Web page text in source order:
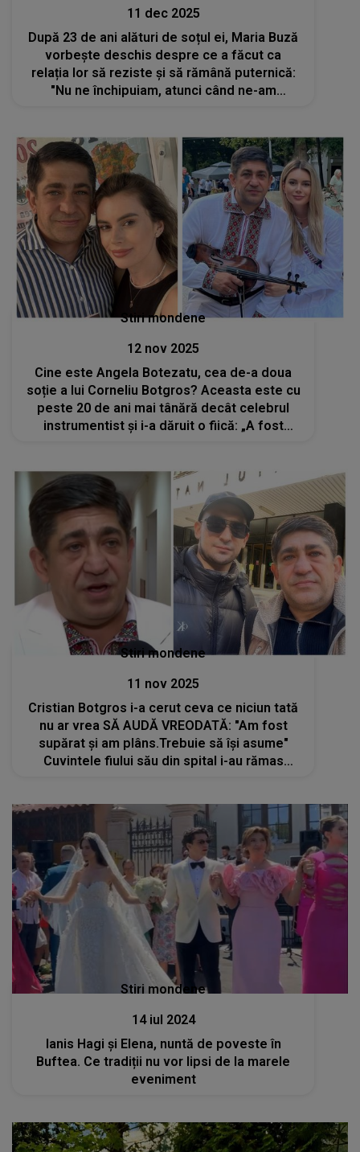
11 dec 2025
După 23 de ani alături de soțul ei, Maria Buză
vorbește deschis despre ce a făcut ca
relația lor să reziste și să rămână puternică:
"Nu ne închipuiam, atunci când ne-am
Stiri mondene
12 nov 2025
Cine este Angela Botezatu, cea de-a doua
soție a lui Corneliu Botgros? Aceasta este cu
peste 20 de ani mai tânără decât celebrul
instrumentist și i-a dăruit o fiică: „A fost
Stiri mondene
11 nov 2025
Cristian Botgros i-a cerut ceva ce niciun tată
nu ar vrea SĂ AUDĂ VREODATĂ: "Am fost
supărat și am plâns.Trebuie să își asume"
Cuvintele fiului său din spital i-au rămas
Stiri mondene
14 iul 2024
Ianis Hagi și Elena, nuntă de poveste în
Buftea. Ce tradiții nu vor lipsi de la marele
eveniment